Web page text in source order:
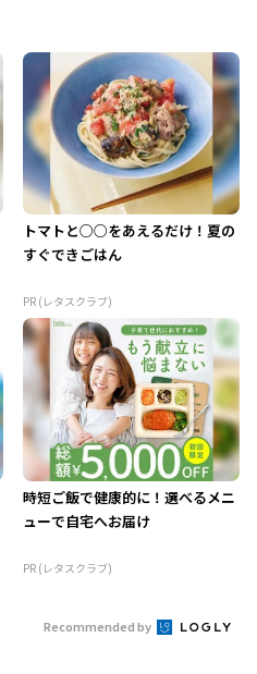
トマトと○○をあえるだけ！夏の
すぐできごはん
PR (レタスクラブ)
時短ご飯で健康的に！選べるメニ
ューで自宅へお届け
PR (レタスクラブ)
Recommended by